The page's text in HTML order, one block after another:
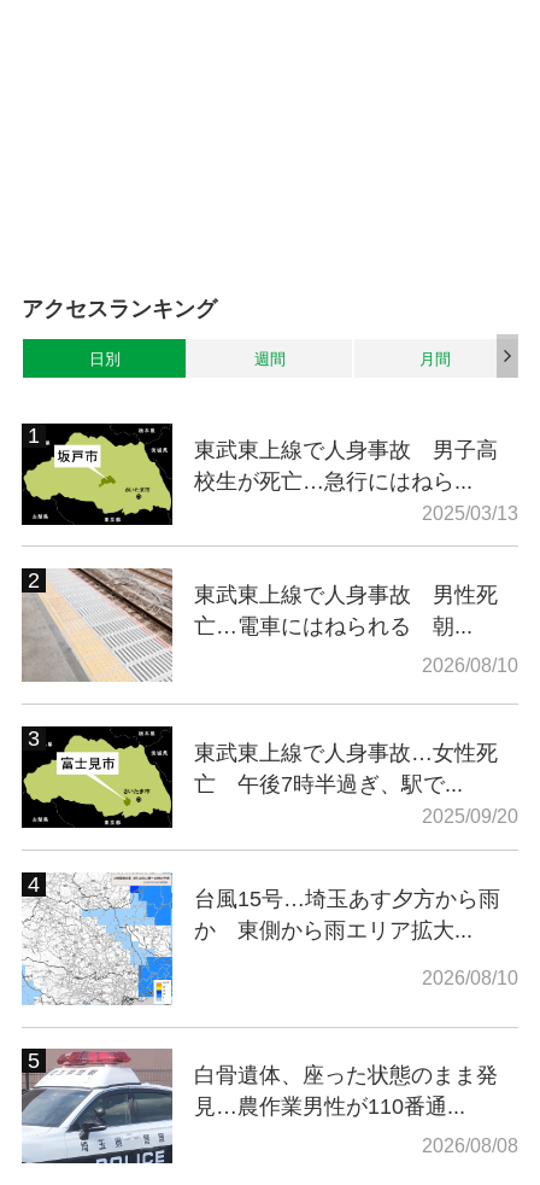
アクセスランキング
日別 週間 月間
東武東上線で人身事故 男子高
校生が死亡…急行にはねら...
2025/03/13
東武東上線で人身事故 男性死
亡…電車にはねられる 朝...
2026/08/10
東武東上線で人身事故…女性死
亡 午後7時半過ぎ、駅で...
2025/09/20
台風15号…埼玉あす夕方から雨
か 東側から雨エリア拡大...
2026/08/10
白骨遺体、座った状態のまま発
見…農作業男性が110番通...
2026/08/08